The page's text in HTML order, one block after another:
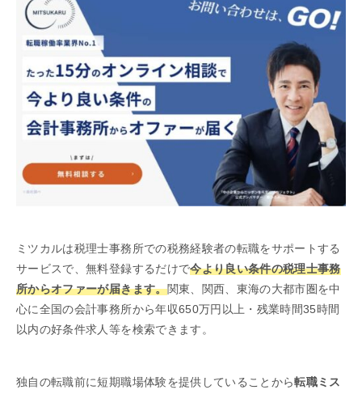
ミツカルは税理士事務所での税務経験者の転職をサポートする
サービスで、無料登録するだけで今より良い条件の税理士事務
所からオファーが届きます。関東、関西、東海の大都市圏を中
心に全国の会計事務所から年収650万円以上・残業時間35時間
以内の好条件求人等を検索できます。
独自の転職前に短期職場体験を提供していることから転職ミス